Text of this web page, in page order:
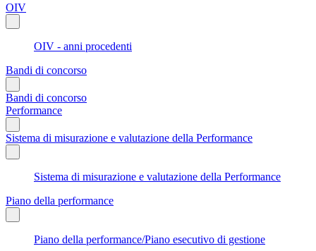
OIV
OIV - anni procedenti
Bandi di concorso
Bandi di concorso
Performance
Sistema di misurazione e valutazione della Performance
Sistema di misurazione e valutazione della Performance
Piano della performance
Piano della performance/Piano esecutivo di gestione